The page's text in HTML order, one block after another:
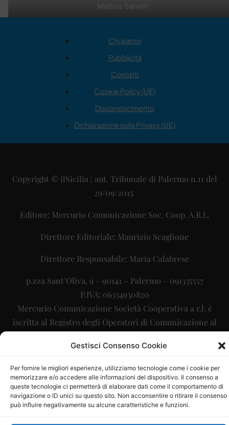
Gestisci Consenso Cookie
Per fornire le migliori esperienze, utilizziamo tecnologie come i cookie per
memorizzare e/o accedere alle informazioni del dispositivo. Il consenso a
queste tecnologie ci permetterà di elaborare dati come il comportamento di
navigazione o ID unici su questo sito. Non acconsentire o ritirare il consenso
può influire negativamente su alcune caratteristiche e funzioni.
Matteo Salvini
Chi siamo
Pubblicità
Contatti
Cookie Policy (UE)
Disconoscimento
Dichiarazione sulla Privacy (UE)
Copyright © ilSicilia | aut. Tribunale di Palermo n.11 del
29/09/2015
Editore: Mercurio Comunicazione Soc. Coop. A.R.L.
Direttore Editoriale: Maurizio Scaglione
Direttore Responsabile: Maria Calabrese
p.zza Sant’Oliva, 9 – 90141 – Palermo – 091335557
P.IVA: 06334930820
Mercurio Comunicazione Società Cooperativa a r.l. è
iscritta al Registro degli Operatori di Comunicazione al